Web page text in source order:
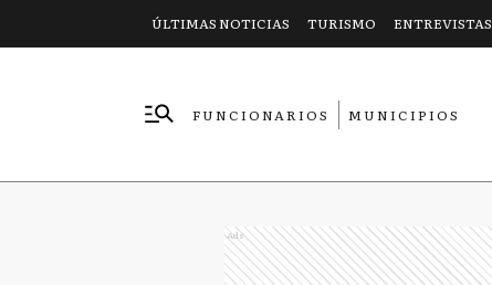
ÚLTIMAS NOTICIAS TURISMO ENTREVISTAS
FUNCIONARIOS
MUNICIPIOS
Ads